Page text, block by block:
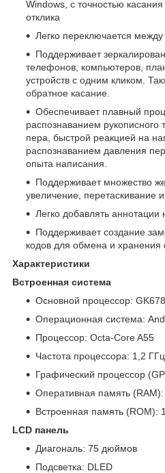
Windows, с точностью
отклика
Легко переключается
Поддерживает
телефонов, компьютеров,
устройств с одним кликом.
обратное касание.
Обеспечивает плавный
распознаванием рукописного
пера, быстрой реакцией на
распознаванием давления
опыта написания.
Поддерживает множество
увеличение, перетаскивание и
Легко добавлять
Поддерживает создание
кодов для обмена и хранения
Характеристики
Встроенная система
Основной процессор:
Операционная система:
Процессор: Octa-Core A55
Частота процессора: 1,2 ГГц
Графический процессор
Оперативная память
Встроенная память (ROM):
LCD панель
Диагональ: 75 дюймов
Подсветка: DLED